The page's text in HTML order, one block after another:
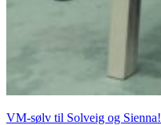
VM-sølv til Solveig og Sienna!